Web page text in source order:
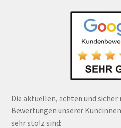
Die aktuellen, echten und sicher
Bewertungen unserer
sehr stolz sind: